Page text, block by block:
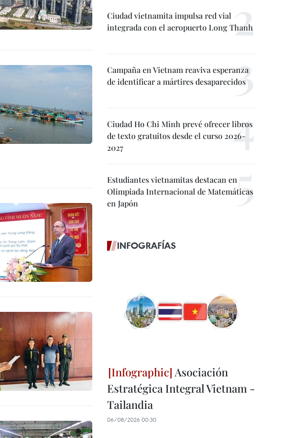
Ciudad vietnamita impulsa red vial
integrada con el aeropuerto Long Thanh
Campaña en Vietnam reaviva esperanza
de identificar a mártires desaparecidos
Ciudad Ho Chi Minh prevé ofrecer libros
de texto gratuitos desde el curso 2026-
2027
Estudiantes vietnamitas destacan en
Olimpiada Internacional de Matemáticas
en Japón
INFOGRAFÍAS
Asociación
Estratégica Integral Vietnam -
Tailandia
06/08/2026 00:30